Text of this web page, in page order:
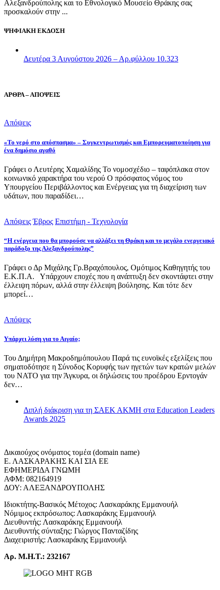
Αλεξανδρούπολης και το Εθνολογικό Μουσείο Θράκης σας
προσκαλούν στην ...
ΨΗΦΙΑΚΗ ΕΚΔΟΣΗ
Δευτέρα 3 Αυγούστου 2026 – Αρ.φύλλου 10.323
ΑΡΘΡΑ – ΑΠΟΨΕΙΣ
Απόψεις
«Το νερό στο απόσπασμα» – Συγκεντρωτισμός και Εμπορευματοποίηση για
ένα δημόσιο αγαθό
Γράφει ο Λευτέρης Χαμαλίδης Το νομοσχέδιο – ταφόπλακα στον
κοινωνικό χαρακτήρα του νερού Ο πρόσφατος νόμος του
Υπουργείου Περιβάλλοντος και Ενέργειας για τη διαχείριση των
υδάτων, που παραδίδει…
Απόψεις Έβρος Επιστήμη - Τεχνολογία
“Η ενέργεια που θα μπορούσε να αλλάξει τη Θράκη και το μεγάλο ενεργειακό
παράδοξο της Αλεξανδρούπολης”
Γράφει ο Δρ Μιχάλης Γρ.Βραχόπουλος, Ομότιμος Καθηγητής του
Ε.Κ.Π.Α. Υπάρχουν εποχές που η ανάπτυξη δεν σκοντάφτει στην
έλλειψη πόρων, αλλά στην έλλειψη βούλησης. Και τότε δεν
μπορεί…
Απόψεις
Υπάρχει λύση για το Αιγαίο;
Του Δημήτρη Μακροδημόπουλου Παρά τις ευνοϊκές εξελίξεις που
σηματοδότησε η Σύνοδος Κορυφής των ηγετών των κρατών μελών
του ΝΑΤΟ για την Άγκυρα, οι δηλώσεις του προέδρου Ερντογάν
δεν…
Διπλή διάκριση για τη ΣΑΕΚ ΑΚΜΗ στα Education Leaders
Awards 2025
Δικαιούχος ονόματος τομέα (domain name)
Ε. ΛΑΣΚΑΡΑΚΗΣ ΚΑΙ ΣΙΑ ΕΕ
ΕΦΗΜΕΡΙΔΑ ΓΝΩΜΗ
ΑΦΜ: 082164919
ΔΟΥ: ΑΛΕΞΑΝΔΡΟΥΠΟΛΗΣ
Ιδιοκτήτης-Βασικός Μέτοχος: Λασκαράκης Εμμανουήλ
Νόμιμος εκπρόσωπος: Λασκαράκης Εμμανουήλ
Διευθυντής: Λασκαράκης Εμμανουήλ
Διευθυντής σύνταξης: Γιώργος Πανταζίδης
Διαχειριστής: Λασκαράκης Εμμανουήλ
Αρ. Μ.Η.Τ.: 232167